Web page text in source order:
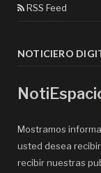
RSS Feed
NOTICIERO
Mostramos
usted desea
recibir nuestras